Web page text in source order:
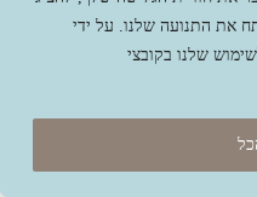
את התנועה שלנו. על ידי
שלנו בקובצי
מחשוב ואינטרנט